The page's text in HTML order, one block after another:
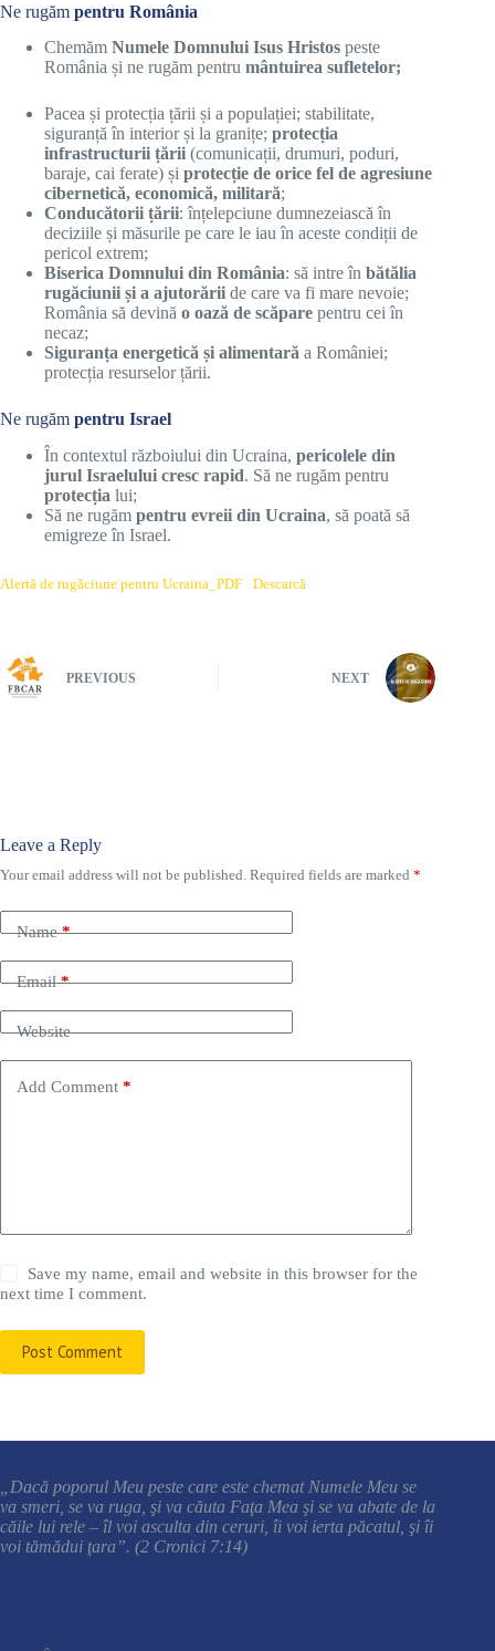
Ne rugăm pentru România
Chemăm Numele Domnului Isus Hristos peste
România și ne rugăm pentru mântuirea sufletelor;
Pacea și protecția țării și a populației; stabilitate,
siguranță în interior și la granițe; protecția
infrastructurii țării (comunicații, drumuri, poduri,
baraje, cai ferate) și protecție de orice fel de agresiune
cibernetică, economică, militară;
Conducătorii țării: înțelepciune dumnezeiască în
deciziile și măsurile pe care le iau în aceste condiții de
pericol extrem;
Biserica Domnului din România: să intre în bătălia
rugăciunii și a ajutorării de care va fi mare nevoie;
România să devină o oază de scăpare pentru cei în
necaz;
Siguranța energetică și alimentară a României;
protecția resurselor țării.
Ne rugăm pentru Israel
În contextul războiului din Ucraina, pericolele din
jurul Israelului cresc rapid. Să ne rugăm pentru
protecția lui;
Să ne rugăm pentru evreii din Ucraina, să poată să
emigreze în Israel.
Alertă de rugăciune pentru Ucraina_PDF Descarcă
PREVIOUS NEXT
Leave a Reply
Your email address will not be published. Required fields are marked *
Name*
Email*
Website
Add Comment *
Save my name, email and website in this browser for the
next time I comment.
Post Comment
„Dacă poporul Meu peste care este chemat Numele Meu se
va smeri, se va ruga, şi va căuta Faţa Mea şi se va abate de la
căile lui rele – îl voi asculta din ceruri, îi voi ierta păcatul, şi îi
voi tămădui ţara”. (2 Cronici 7:14)